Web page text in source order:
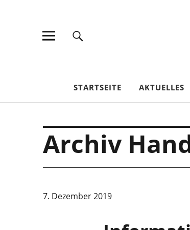
STARTSEITE AKTUELLES
Archiv
7. Dezember 2019